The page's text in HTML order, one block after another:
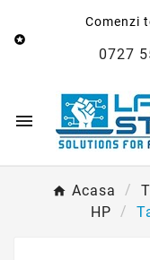

Comenzi
0727

Acasa
HP